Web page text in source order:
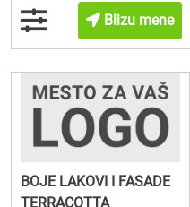
Blizu mene
BOJE LAKOVI I FASADE
TERRACOTTA